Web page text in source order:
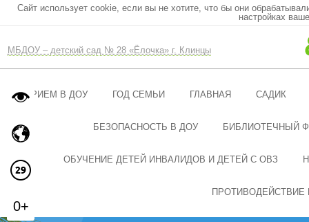
Сайт использует cookie, если вы не хотите, что бы они
настройках
МБДОУ – детский сад № 28 «Ёлочка» г. Клинцы
ПРИЕМ В ДОУ ГОД СЕМЬИ ГЛАВНАЯ САДИК
БЕЗОПАСНОСТЬ В ДОУ БИБЛИОТЕЧНЫЙ
ОБУЧЕНИЕ ДЕТЕЙ ИНВАЛИДОВ И ДЕТЕЙ С ОВЗ
ПРОТИВОДЕЙСТВИЕ
0+